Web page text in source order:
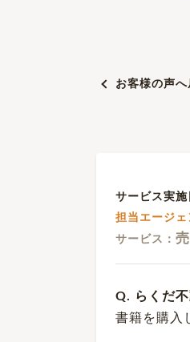
お客様の声へ
サービス実
担当エージェ
サービス：
Q. らくだ
書籍を購入